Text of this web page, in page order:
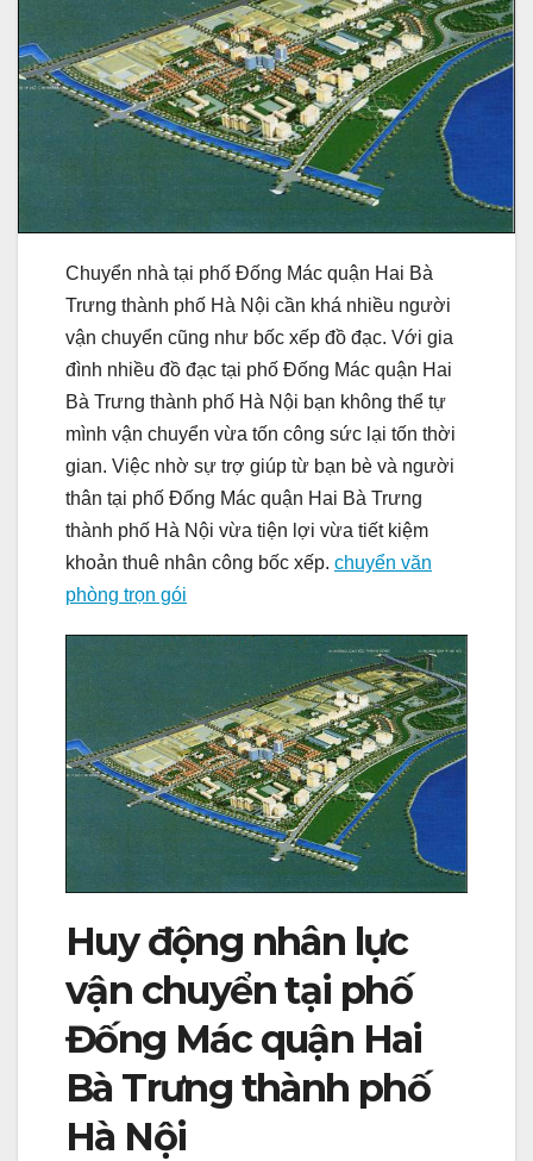
Chuyển nhà tại phố Đống Mác quận Hai Bà
Trưng thành phố Hà Nội cần khá nhiều người
vận chuyển cũng như bốc xếp đồ đạc. Với gia
đình nhiều đồ đạc tại phố Đống Mác quận Hai
Bà Trưng thành phố Hà Nội bạn không thể tự
mình vận chuyển vừa tốn công sức lại tốn thời
gian. Việc nhờ sự trợ giúp từ bạn bè và người
thân tại phố Đống Mác quận Hai Bà Trưng
thành phố Hà Nội vừa tiện lợi vừa tiết kiệm
khoản thuê nhân công bốc xếp. chuyển văn
phòng trọn gói
Huy động nhân lực
vận chuyển tại phố
Đống Mác quận Hai
Bà Trưng thành phố
Hà Nội